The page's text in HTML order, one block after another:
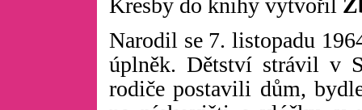
Kresby do knihy vytvořil
Narodil se 7. listopadu
úplněk. Dětství strávil v
rodiče postavili dům,